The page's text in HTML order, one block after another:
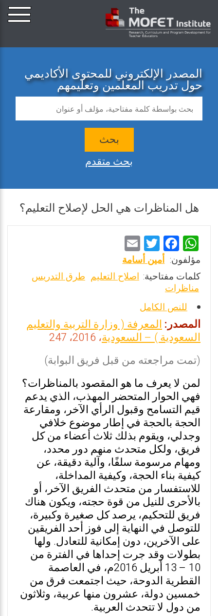
المصدر الإلكتروني للمحتوى الأكاديمي
حول تدريب المعلمين وتعليمهم
بحث
بحث متقدم
هل المناظرات هي الحل لإصلاح التعليم؟
W
h
at
s
A
p
p
F
a
ce
o
o
k
T
wi
tt
m
ai
مؤلفون: أمين أسامة
كلمات مفتاحية: اصلاح التعليم طرق التدريس
مناظرات
للنص الكامل
المصدر:المعرفة ( وزارة التربية والتعليم
السعودية ) – السعودية، 2016، 247
(تمت مراجعته من قبل فريق البوابة)
لمن لا يعرف ما هو المقصود بالمناظرات؟
فهي الحوار المتحضر المهذب، الذي يدعم
قيم التسامح وقبول الرأي الآخر، ومقارعة
الحجة بالحجة في إطار موضوع خلافي
وجدلي، ويقوم بذلك ثلاث أعضاء من كل
فريق، ولكل متحدث منهم دور محدد،
ومهام مرسومة سلفًا، وآلية دقيقة، عن
كيفية بناء الحجة، وكيفية المداخلة،
للاستفسار من متحدث الفريق الآخر، أو
بالأحرى للنيل من قوة حجته، ويكون هناك
فريق للتحكيم، يرصد كل صغيرة وكبيرة،
للتوصل في النهاية إلى فوز أحد الفريقين
على الآخرين، دون إمكانية للتعادل. ولها
بطولات وقد جرت إحداها في الفترة من
10 – 13 أبريل 2016م، في العاصمة
القطرية الدوحة، حيث اجتمعت فرق من
خمسين دولة، عشرون منها عربية، وثلاثون
من دول لا تتحدث العربية.